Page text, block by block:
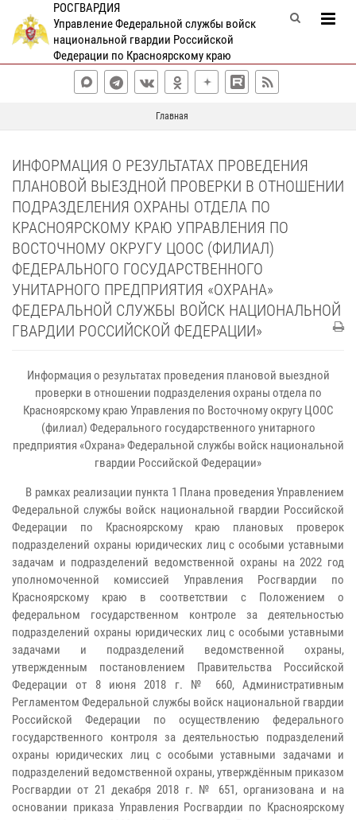
РОСГВАРДИЯ
Управление Федеральной службы войск
национальной гвардии Российской
Федерации по Красноярскому краю
Главная
ИНФОРМАЦИЯ О РЕЗУЛЬТАТАХ ПРОВЕДЕНИЯ
ПЛАНОВОЙ ВЫЕЗДНОЙ ПРОВЕРКИ В ОТНОШЕНИИ
ПОДРАЗДЕЛЕНИЯ ОХРАНЫ ОТДЕЛА ПО
КРАСНОЯРСКОМУ КРАЮ УПРАВЛЕНИЯ ПО
ВОСТОЧНОМУ ОКРУГУ ЦООС (ФИЛИАЛ)
ФЕДЕРАЛЬНОГО ГОСУДАРСТВЕННОГО
УНИТАРНОГО ПРЕДПРИЯТИЯ «ОХРАНА»
ФЕДЕРАЛЬНОЙ СЛУЖБЫ ВОЙСК НАЦИОНАЛЬНОЙ
ГВАРДИИ РОССИЙСКОЙ ФЕДЕРАЦИИ»
Информация о результатах проведения плановой выездной
проверки в отношении подразделения охраны отдела по
Красноярскому краю Управления по Восточному округу ЦООС
(филиал) Федерального государственного унитарного
предприятия «Охрана» Федеральной службы войск национальной
гвардии Российской Федерации»
В рамках реализации пункта 1 Плана проведения Управлением
Федеральной службы войск национальной гвардии Российской
Федерации по Красноярскому краю плановых проверок
подразделений охраны юридических лиц с особыми уставными
задачам и подразделений ведомственной охраны на 2022 год
уполномоченной комиссией Управления Росгвардии по
Красноярскому краю в соответствии с Положением о
федеральном государственном контроле за деятельностью
подразделений охраны юридических лиц с особыми уставными
задачами и подразделений ведомственной охраны,
утвержденным постановлением Правительства Российской
Федерации от 8 июня 2018 г. № 660, Административным
Регламентом Федеральной службы войск национальной гвардии
Российской Федерации по осуществлению федерального
государственного контроля за деятельностью подразделений
охраны юридических лиц с особыми уставными задачами и
подразделений ведомственной охраны, утверждённым приказом
Росгвардии от 21 декабря 2018 г. № 651, организована и на
основании приказа Управления Росгвардии по Красноярскому